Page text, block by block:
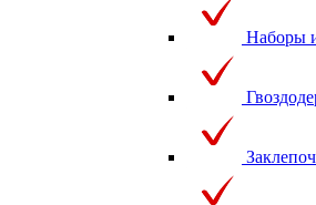
Наборы